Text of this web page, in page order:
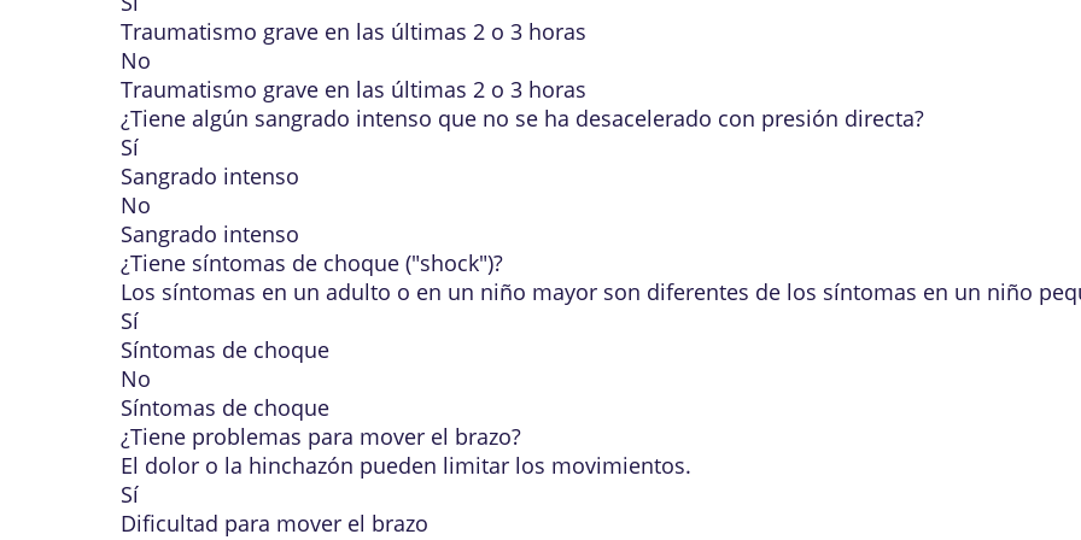
Traumatismo grave en las últimas 2 o 3 horas
No
Traumatismo grave en las últimas 2 o 3 horas
¿Tiene algún sangrado intenso que no se ha desacelerado con presión directa?
Sí
Sangrado intenso
No
Sangrado intenso
¿Tiene síntomas de choque ("shock")?
Los síntomas en un adulto o en un niño mayorson diferentes de los síntomas en un niño
Sí
Síntomas de choque
No
Síntomas de choque
¿Tiene problemas para mover el brazo?
El dolor o la hinchazón pueden limitar los movimientos.
Sí
Dificultad para mover el brazo